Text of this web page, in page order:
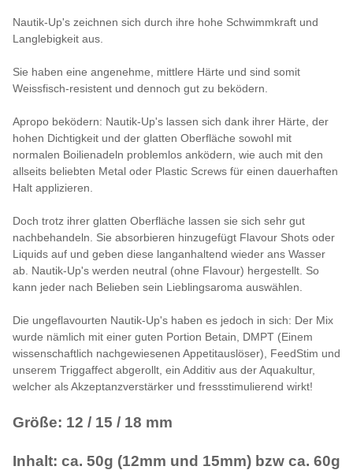
Nautik-Up's zeichnen sich durch ihre hohe Schwimmkraft und
Langlebigkeit aus.
Sie haben eine angenehme, mittlere Härte und sind somit
Weissfisch-resistent und dennoch gut zu beködern.
Apropo beködern: Nautik-Up's lassen sich dank ihrer Härte, der
hohen Dichtigkeit und der glatten Oberfläche sowohl mit
normalen Boilienadeln problemlos anködern, wie auch mit den
allseits beliebten Metal oder Plastic Screws für einen dauerhaften
Halt applizieren.
Doch trotz ihrer glatten Oberfläche lassen sie sich sehr gut
nachbehandeln. Sie absorbieren hinzugefügt Flavour Shots oder
Liquids auf und geben diese langanhaltend wieder ans Wasser
ab. Nautik-Up's werden neutral (ohne Flavour) hergestellt. So
kann jeder nach Belieben sein Lieblingsaroma auswählen.
Die ungeflavourten Nautik-Up's haben es jedoch in sich: Der Mix
wurde nämlich mit einer guten Portion Betain, DMPT (Einem
wissenschaftlich nachgewiesenen Appetitauslöser), FeedStim und
unserem Triggaffect abgerollt, ein Additiv aus der Aquakultur,
welcher als Akzeptanzverstärker und fressstimulierend wirkt!
Größe: 12 / 15 / 18 mm
Inhalt: ca. 50g (12mm und 15mm) bzw ca. 60g